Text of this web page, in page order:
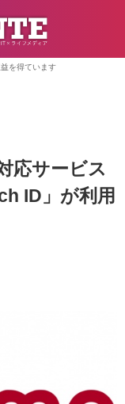
を得ています
応サービス
ID」が利用